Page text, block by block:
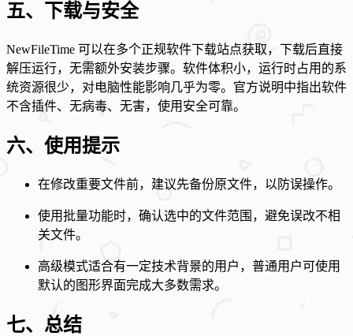
五、下载与安全
NewFileTime 可以在多个正规软件下载站点获取，下载后直接
解压运行，无需额外安装步骤。软件体积小，运行时占用的系
统资源很少，对电脑性能影响几乎为零。官方说明中指出软件
不含插件、无病毒、无害，使用安全可靠。
六、使用提示
在修改重要文件前，建议先备份原文件，以防误操作。
使用批量功能时，确认选中的文件范围，避免误改不相
关文件。
高级模式适合有一定技术背景的用户，普通用户可使用
默认的图形界面完成大多数需求。
七、总结